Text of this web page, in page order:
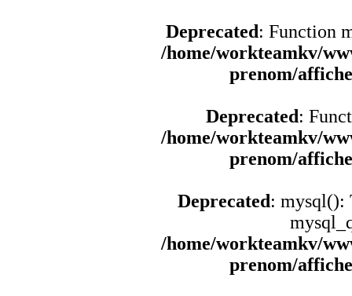
Deprecated: Function
/home/workteamkv/
prenom/
Deprecated:
/home/workteamkv/
prenom/
Deprecated: mysql():
/home/workteamkv/
prenom/